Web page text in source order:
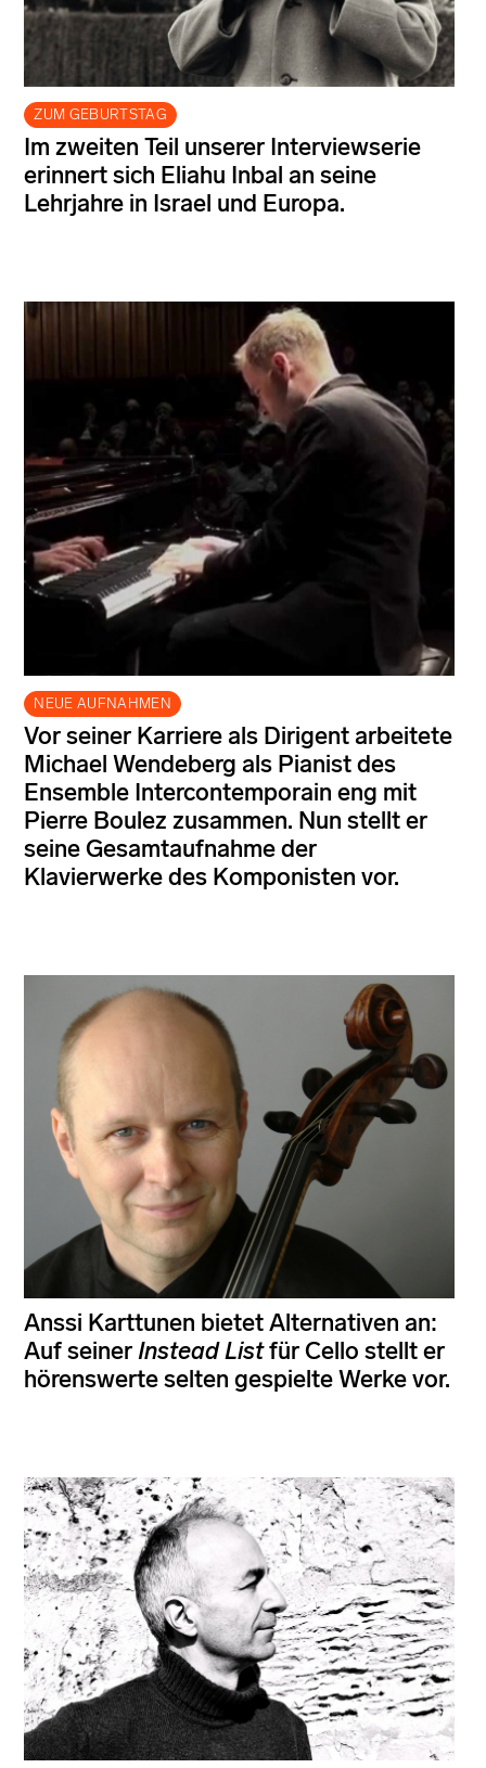
ZUM GEBURTSTAG
Im zweiten Teil unserer Interviewserie
erinnert sich Eliahu Inbal an seine
Lehrjahre in Israel und Europa.
NEUE AUFNAHMEN
Vor seiner Karriere als Dirigent arbeitete
Michael Wendeberg als Pianist des
Ensemble Intercontemporain eng mit
Pierre Boulez zusammen. Nun stellt er
seine Gesamtaufnahme der
Klavierwerke des Komponisten vor.
Anssi Karttunen bietet Alternativen an:
Auf seinerInstead Listfür Cello stellt er
hörenswerte selten gespielte Werke vor.